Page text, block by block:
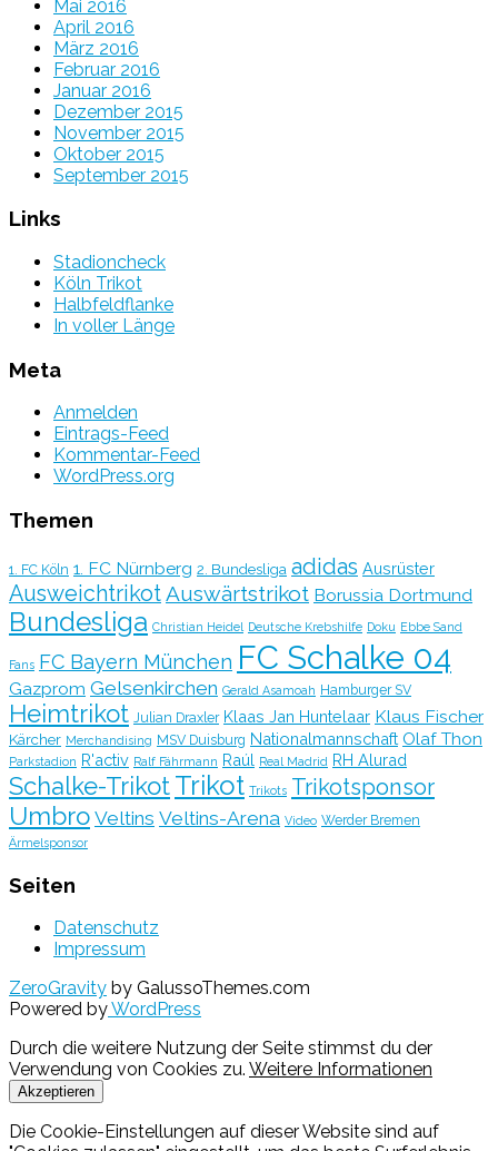
Mai 2016
April 2016
März 2016
Februar 2016
Januar 2016
Dezember 2015
November 2015
Oktober 2015
September 2015
Links
Stadioncheck
Köln Trikot
Halbfeldflanke
In voller Länge
Meta
Anmelden
Eintrags-Feed
Kommentar-Feed
WordPress.org
Themen
1. FC Köln 1. FC Nürnberg 2. Bundesliga adidas Ausrüster
AusweichtrikotAuswärtstrikot Borussia Dortmund
Bundesliga Christian Heidel Deutsche Krebshilfe Doku Ebbe Sand
Fans FC Bayern München FC Schalke 04
Gazprom Gelsenkirchen Gerald Asamoah Hamburger SV
Heimtrikot Julian Draxler Klaas Jan Huntelaar Klaus Fischer
Kärcher Merchandising MSV Duisburg Nationalmannschaft Olaf Thon
Parkstadion R'activ Ralf Fährmann Raúl Real Madrid RH Alurad
Schalke-TrikotTrikot Trikots Trikotsponsor
Umbro Veltins Veltins-Arena Video Werder Bremen
Ärmelsponsor
Seiten
Datenschutz
Impressum
ZeroGravity by GalussoThemes.com
Powered byWordPress
Durch die weitere Nutzung der Seite stimmst du der
Verwendung von Cookies zu. Weitere Informationen
Akzeptieren
Die Cookie-Einstellungen auf dieser Website sind auf